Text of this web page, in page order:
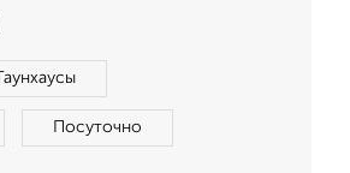
Таунхаусы
Посуточно